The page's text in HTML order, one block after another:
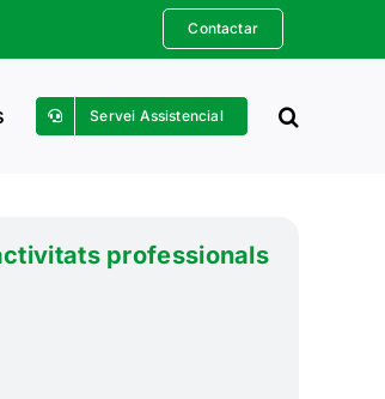
Contactar
Servei Assistencial
professionals